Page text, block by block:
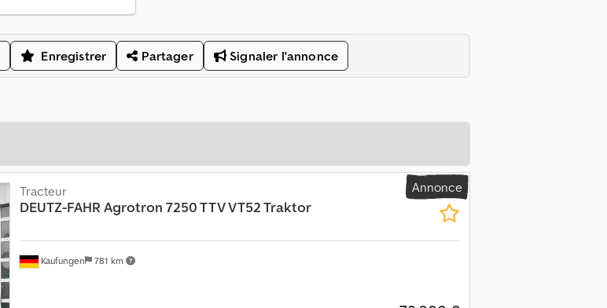
Enregistrer Partager Signaler l'annonce
Annonce
Kaufungen 781 km
Tracteur
DEUTZ-FAHR Agrotron 7250 TTV VT52 Traktor